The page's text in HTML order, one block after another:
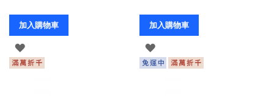
加入購物車
登
入
加入購物車
登
入